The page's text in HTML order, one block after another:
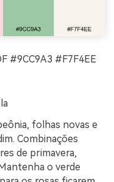
#9CC9A3 #F7F4EE
folhas novas e
Combinações
de primavera,
o verde